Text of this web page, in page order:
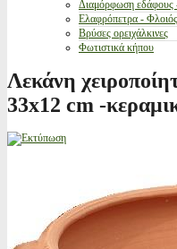
Διαμόρφωση εδάφους
Ελαφρόπετρα -
Βρύσες ορειχάλκινες
Φωτιστικά κήπου
Λεκάνη
33x12 cm -